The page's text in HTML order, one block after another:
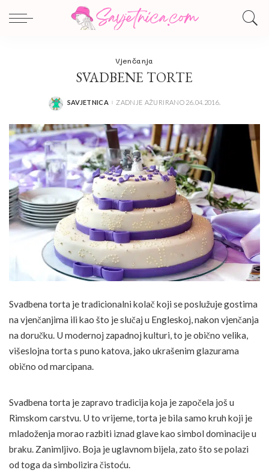
Vjenčanja
SVADBENE TORTE
POSTED
SAVJETNICA ZADNJE AŽURIRANO 26.04.2016.
Svadbena torta je tradicionalni kolač koji se poslužuje gostima
na vjenčanjima ili kao što je slučaj u Engleskoj, nakon vjenčanja
na doručku. U modernoj zapadnoj kulturi, to je obično velika,
višeslojna torta s puno katova, jako ukrašenim glazurama
obično od marcipana.
Svadbena torta je zapravo tradicija koja je započela još u
Rimskom carstvu. U to vrijeme, torta je bila samo kruh koji je
mladoženja morao razbiti iznad glave kao simbol dominacije u
braku. Zanimljivo. Boja je uglavnom bijela, zato što se polazi
od toga da simbolizira čistoću.